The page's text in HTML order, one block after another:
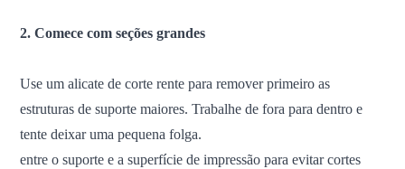
2. Comece com seções grandes
Use um alicate de corte rente para remover primeiro as
estruturas de suporte maiores. Trabalhe de fora para dentro e
tente deixar uma pequena folga.
entre o suporte e a superfície de impressão para evitar cortes